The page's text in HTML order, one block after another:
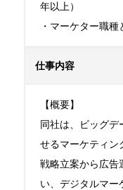
年以上）
・マーケター職
仕事内容
【概要】
同社は、ビッグデ
せるマーケティン
戦略立案から広告
い、デジタルマー